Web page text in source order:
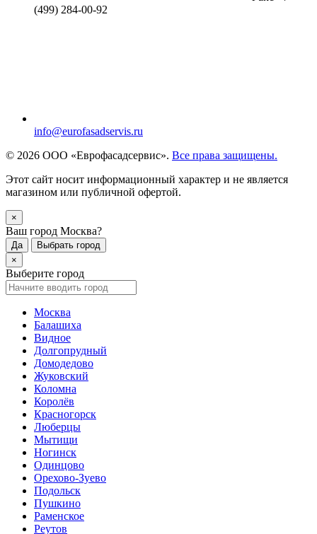
(499) 284-00-92
info@eurofasadservis.ru
© 2026 ООО «Еврофасадсервис». Все права защищены.
Этот сайт носит информационный характер и не является
магазином или публичной офертой.
×
Ваш город Москва?
Да
Выбрать город
×
Выберите город
Москва
Балашиха
Видное
Долгопрудный
Домодедово
Жуковский
Коломна
Королёв
Красногорск
Люберцы
Мытищи
Ногинск
Одинцово
Орехово-Зуево
Подольск
Пушкино
Раменское
Реутов